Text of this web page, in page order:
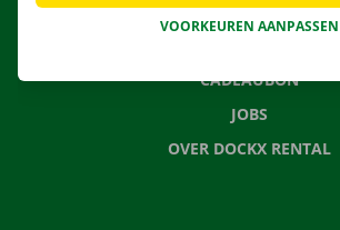
VEELGESTELDE VRAGEN
CADEAUBON
JOBS
OVER DOCKX RENTAL
VOORKEUREN AANPASSEN